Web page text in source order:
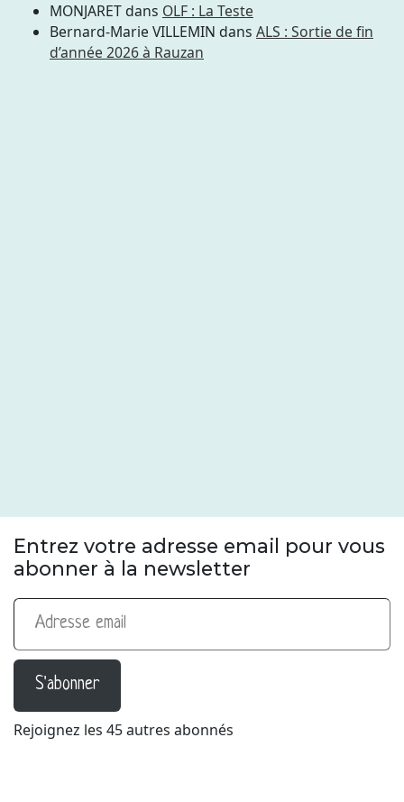
MONJARETdans OLF : La Teste
Bernard-Marie VILLEMIN dans ALS : Sortie de fin
d’année 2026 à Rauzan
Entrez votre adresse email pour vous
abonner à la newsletter
Adresse email
S'abonner
Rejoignez les 45 autres abonnés